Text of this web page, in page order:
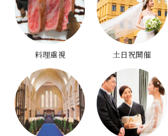
料理重視 土日祝開催